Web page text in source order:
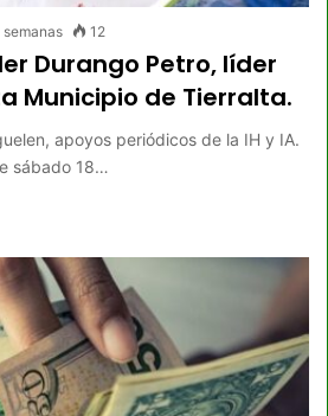
12
Durango Petro, líder
Municipio de Tierralta.
apoyos periódicos de la IH y IA.
sábado 18…